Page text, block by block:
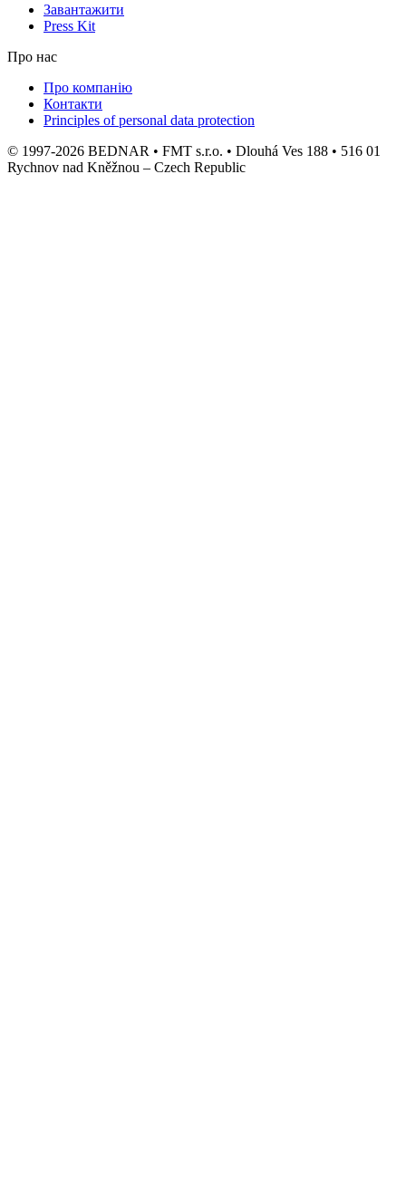
Завантажити
Press Kit
Про нас
Про компанію
Контакти
Principles of personal data protection
© 1997-2026 BEDNAR • FMT s.r.o. • Dlouhá Ves 188 • 516 01
Rychnov nad Kněžnou – Czech Republic